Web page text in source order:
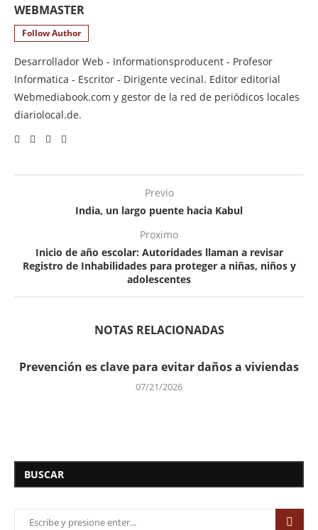
WEBMASTER
Follow Author
Desarrollador Web - Informationsproducent - Profesor
Informatica - Escritor - Dirigente vecinal. Editor editorial
Webmediabook.com y gestor de la red de periódicos locales
diariolocal.de.
Previo
India, un largo puente hacia Kabul
Proximo
Inicio de año escolar: Autoridades llaman a revisar
Registro de Inhabilidades para proteger a niñas, niños y
adolescentes
NOTAS RELACIONADAS
Prevención es clave para evitar daños a viviendas
07/21/2026
BUSCAR